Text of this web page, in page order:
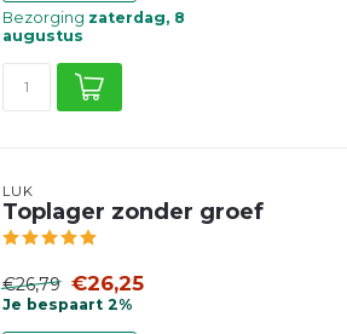
Bezorging zaterdag, 8
augustus
LUK
Toplager zonder groef
€26,79 €26,25
Je bespaart 2%